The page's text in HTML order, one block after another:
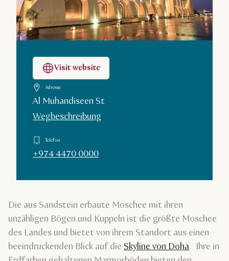
Visit website
Adresse
Al Muhandiseen St
Wegbeschreibung
Telefon
+974 4470 0000
Die aus Sandstein erbaute Moschee mit ihren
unzähligen Bögen und Kuppeln ist die größte Moschee
des Landes und bietet von ihrem Standort aus einen
beeindruckenden Blick auf die Skyline von Doha. Ihre in